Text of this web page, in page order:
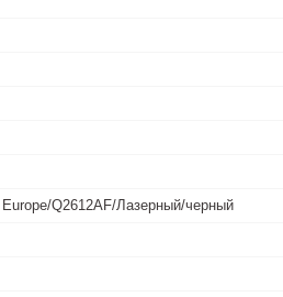
Q2612AF/Лазерный/черный